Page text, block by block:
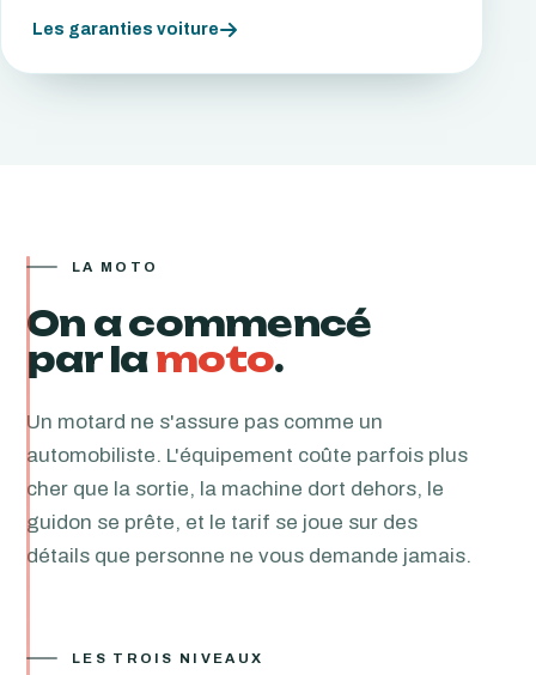
Les garanties voiture
LA MOTO
On a commencé
par lamoto.
Un motard ne s'assure pas comme un
automobiliste. L'équipement coûte parfois plus
cher que la sortie, la machine dort dehors, le
guidon se prête, et le tarif se joue sur des
détails que personne ne vous demande jamais.
LES TROIS NIVEAUX